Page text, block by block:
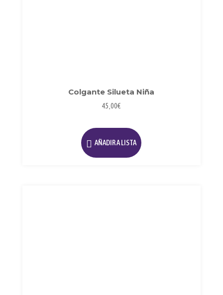
Colgante Silueta Niña
45,00€
AÑADIR A LISTA